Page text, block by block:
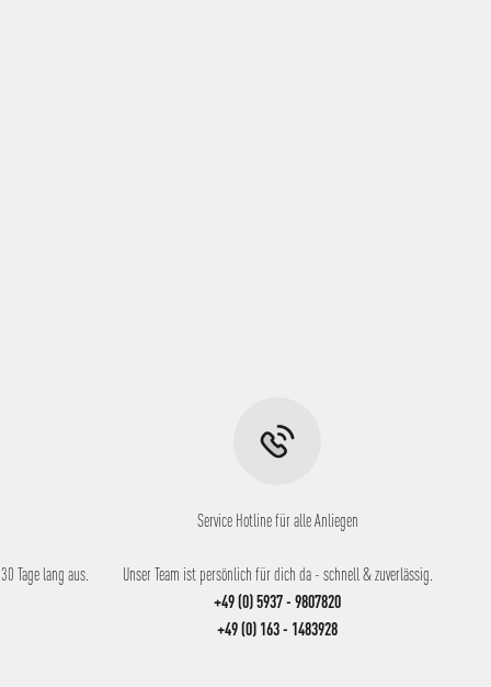
Tage lang aus.
Service Hotline für alle Anliegen
Unser Team ist persönlich für dich da - schnell & zuverlässig.
+49 (0) 5937 - 9807820
+49 (0) 163 - 1483928